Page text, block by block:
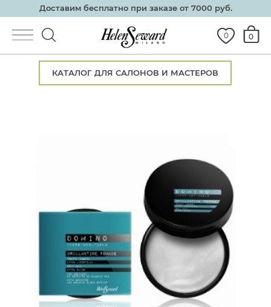
Доставим бесплатно при заказе от 7000 руб.
КАТАЛОГ ДЛЯ САЛОНОВ И МАСТЕРОВ
0
0